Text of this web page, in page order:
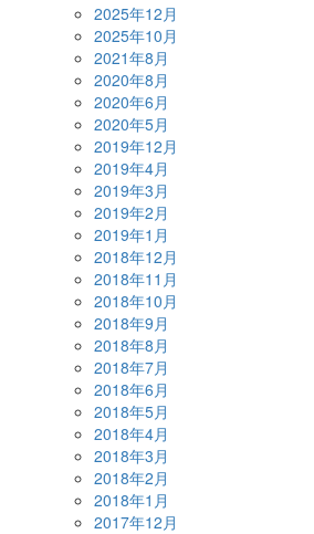
2025年12月
2025年10月
2021年8月
2020年8月
2020年6月
2020年5月
2019年12月
2019年4月
2019年3月
2019年2月
2019年1月
2018年12月
2018年11月
2018年10月
2018年9月
2018年8月
2018年7月
2018年6月
2018年5月
2018年4月
2018年3月
2018年2月
2018年1月
2017年12月